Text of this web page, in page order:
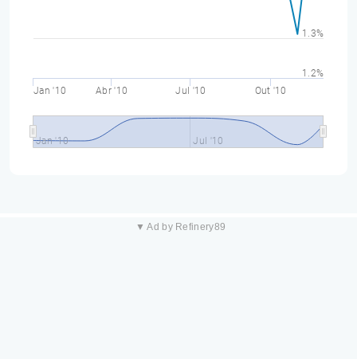
Jan '10 Abr '10 Jul '10 Out '10
Jan '10 Jul '10
1.2%
1.3%
▼ Ad by Refinery89